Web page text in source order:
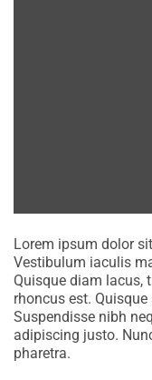
Lorem ipsum dolor
Vestibulum iaculis
Quisque diam lacus,
rhoncus est.
Suspendisse nibh
adipiscing justo.
pharetra.